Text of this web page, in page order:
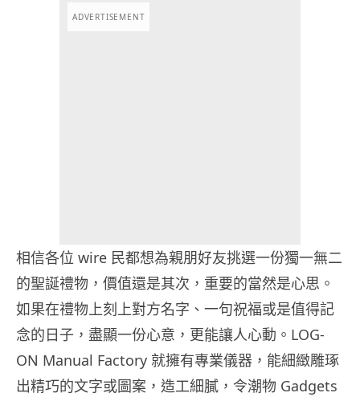
ADVERTISEMENT
相信各位 wire 民都想為親朋好友挑選一份獨一無二
的聖誕禮物，價值還是其次，重要的當然是心思。
如果在禮物上刻上對方名字、一句祝福或是值得記
念的日子，盡顯一份心意，更能讓人心動。LOG-
ON Manual Factory 就擁有專業儀器，能細緻雕琢
出精巧的文字或圖案，造工細膩，令潮物 Gadgets